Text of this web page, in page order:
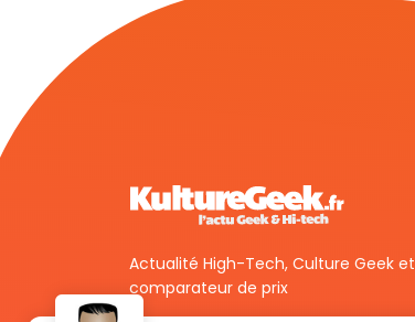
Actualité High-Tech, Culture Geek et
comparateur de prix